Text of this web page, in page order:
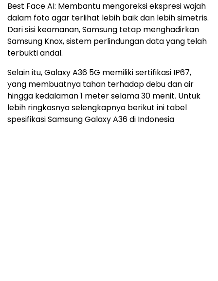
Best Face AI: Membantu mengoreksi ekspresi wajah
dalam foto agar terlihat lebih baik dan lebih simetris.
Dari sisi keamanan, Samsung tetap menghadirkan
Samsung Knox, sistem perlindungan data yang telah
terbukti andal.
Selain itu, Galaxy A36 5G memiliki sertifikasi IP67,
yang membuatnya tahan terhadap debu dan air
hingga kedalaman 1 meter selama 30 menit. Untuk
lebih ringkasnya selengkapnya berikut ini tabel
spesifikasi Samsung Galaxy A36 di Indonesia